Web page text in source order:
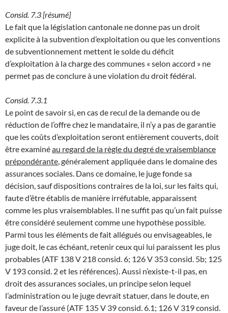
Consid. 7.3 [résumé]
Le fait que la législation cantonale ne donne pas un droit
explicite à la subvention d’exploitation ou que les conventions
de subventionnement mettent le solde du déficit
d’exploitation à la charge des communes « selon accord » ne
permet pas de conclure à une violation du droit fédéral.
Consid. 7.3.1
Le point de savoir si, en cas de recul de la demande ou de
réduction de l’offre chez le mandataire, il n’y a pas de garantie
que les coûts d’exploitation seront entièrement couverts, doit
être examinéau regard de la règle du degré de vraisemblance
prépondérante , généralement appliquée dans le domaine des
assurances sociales. Dans ce domaine, le juge fonde sa
décision, sauf dispositions contraires de la loi, sur les faits qui,
faute d’être établis de manière irréfutable, apparaissent
comme les plus vraisemblables. Il ne suffit pas qu’un fait puisse
être considéré seulement comme une hypothèse possible.
Parmi tous les éléments de fait allégués ou envisageables, le
juge doit, le cas échéant, retenir ceux qui lui paraissent les plus
probables (ATF 138 V 218 consid. 6; 126 V 353 consid. 5b; 125
V 193 consid. 2 et les références). Aussi n’existe-t-il pas, en
droit des assurances sociales, un principe selon lequel
l’administration ou le juge devrait statuer, dans le doute, en
faveur de l’assuré (ATF 135 V 39 consid. 6.1; 126 V 319 consid.